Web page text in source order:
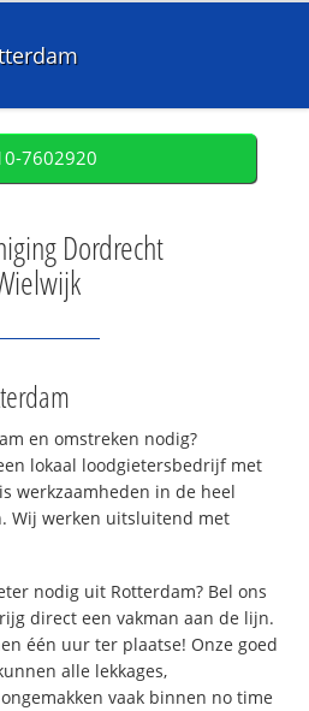
7602920
Dordrecht
en omstreken nodig?
lokaal loodgietersbedrijf met
werkzaamheden in de heel
Wij werken uitsluitend met
nodig uit Rotterdam? Bel ons
direct een vakman aan de lijn.
één uur ter plaatse! Onze goed
alle lekkages,
vaak binnen no time